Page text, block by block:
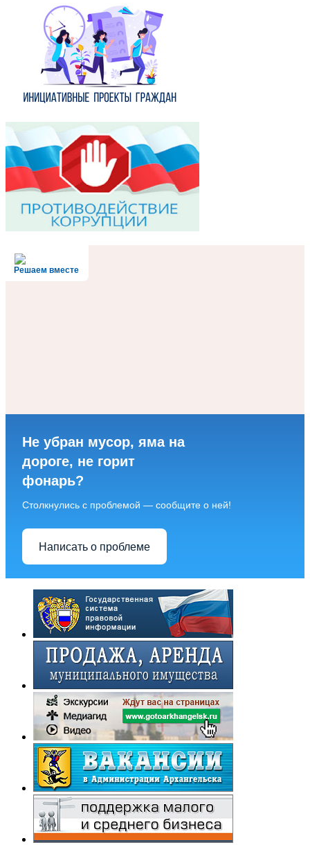
Решаем вместе
Не убран мусор, яма на
дороге, не горит
фонарь?
Столкнулись с проблемой — сообщите о ней!
Написать о проблеме